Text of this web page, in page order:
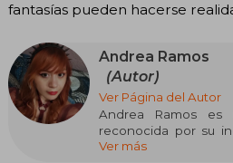
fantasías pueden hacerse
Andrea Ramos
(Autor)
Ver Página del Autor
Andrea Ramos es
reconocida por su
horror erótico. Su
Ver más